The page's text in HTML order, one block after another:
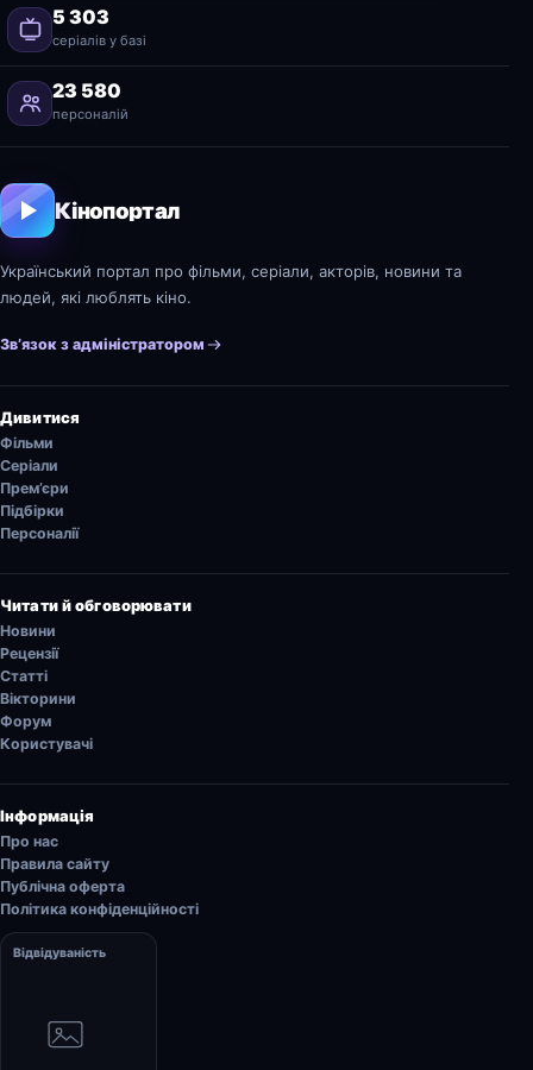
5 303
серіалів у базі
23 580
персоналій
Кінопортал
Український портал про фільми, серіали, акторів, новини та
людей, які люблять кіно.
Зв’язок з адміністратором
Дивитися
Фільми
Серіали
Прем’єри
Підбірки
Персоналії
Читати й обговорювати
Новини
Рецензії
Статті
Вікторини
Форум
Користувачі
Інформація
Про нас
Правила сайту
Публічна оферта
Політика конфіденційності
Відвідуваність